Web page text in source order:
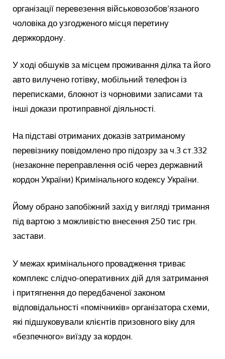
організації перевезення військовозобов’язаного
чоловіка до узгодженого місця перетину
держкордону.
У ході обшуків за місцем проживання ділка та його
авто вилучено готівку, мобільний телефон із
переписками, блокнот із чорновими записами та
інші докази протиправної діяльності.
На підставі отриманих доказів затриманому
перевізнику повідомлено про підозру за ч.3 ст.332
(незаконне переправлення осіб через державний
кордон України) Кримінального кодексу України.
Йому обрано запобіжний захід у вигляді тримання
під вартою з можливістю внесення 250 тис грн.
застави.
У межах кримінального провадження триває
комплекс слідчо-оперативних дій для затримання
і притягнення до передбаченої законом
відповідальності «помічників» організатора схеми,
які підшуковували клієнтів призовного віку для
«безпечного» виїзду за кордон.